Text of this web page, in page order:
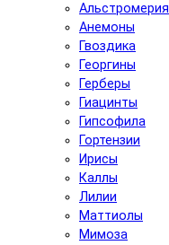
Альстромерия
Анемоны
Гвоздика
Георгины
Герберы
Гиацинты
Гипсофила
Гортензии
Ирисы
Каллы
Лилии
Маттиолы
Мимоза